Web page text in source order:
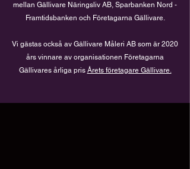
mellan Gällivare Näringsliv AB, Sparbanken Nord -
Framtidsbanken och Företagarna Gällivare.
Vi gästas också av Gällivare Måleri AB som är 2020
års vinnare av organisationen Företagarna
Gällivares årliga pris Årets företagare Gällivare.